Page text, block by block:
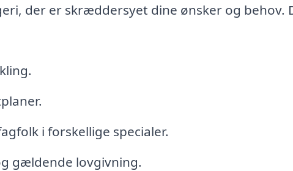
der er skræddersyet dine ønsker og behov.
i forskellige specialer.
gældende lovgivning.